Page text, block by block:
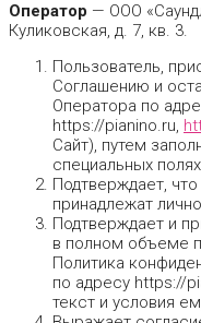
Оператор — ООО
Куликовская, д. 7, кв. 3.
Пользователь,
Соглашению и
Оператора по
https://pianino.ru,
Сайт), путем
специальных
Подтверждает,
принадлежат
Подтверждает и
в полном объеме
Политика
по адресу https://
текст и условия